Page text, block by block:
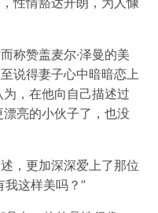
称赞盖麦尔·泽曼的美
说得妻子心中暗暗恋上
，在他向自己描述过
漂亮的小伙子了，也没
，更加深深爱上了那位
我这样美吗？”